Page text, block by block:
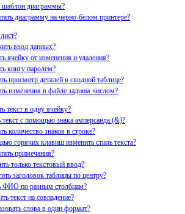
шаблон диаграммы?
диаграмму на черно-белом принтере?
ввод данных?
ячейку от изменения и удаления?
книгу паролем?
просмотр деталей в сводной таблице?
изменения в файле задним числом?
текст в одну ячейку?
текст с помощью знака амперсанда (&)?
количество знаков в строке?
горячих клавиш изменить стиль текста?
примечания?
только текстовый ввод?
заголовок таблицы по центру?
ФИО по разным столбцам?
текст на совпадение?
слова в один формат?